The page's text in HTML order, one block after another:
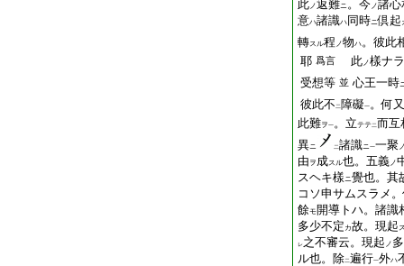
此ノ返難ニ。今ノ諸心
意ハ諸識ハ 同時ニ倶起
轉スル程 ノ物ハ。彼此
耶 爲言 此ノ樣ナ
受想等 並 心王一時
彼此不 二 障礙一。何
此難ヲ一。立テテ二而互
異ニ 二諸識ニ一一聚
由 ヲ 成スル也。五義ノ
スヘキ樣ニ覺也。其
コソ申サムスラメ
餘モ開導トハ。諸識
多少不定 カ故。現起
レ之不審云。現起 ノ
ル也。除二遍行一外ハ